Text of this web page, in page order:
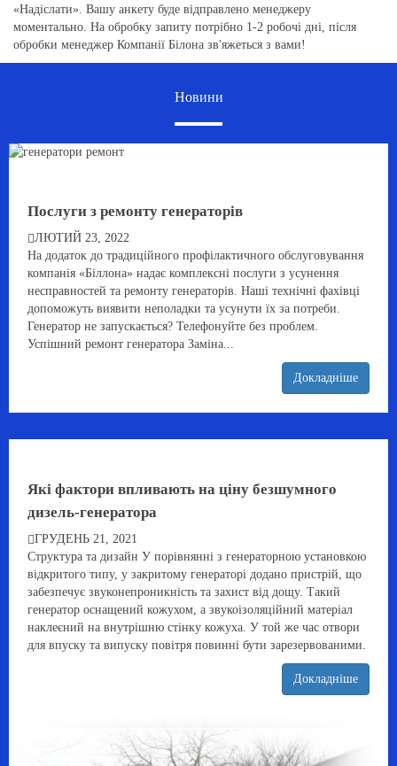
«Надіслати». Вашу анкету буде відправлено менеджеру
моментально. На обробку запиту потрібно 1-2 робочі дні, після
обробки менеджер Компанії Білона зв'яжеться з вами!
Новини
Послуги з ремонту генераторів
ЛЮТИЙ 23, 2022
На додаток до традиційного профілактичного обслуговування
компанія «Біллона» надає комплексні послуги з усунення
несправностей та ремонту генераторів. Наші технічні фахівці
допоможуть виявити неполадки та усунути їх за потреби.
Генератор не запускається? Телефонуйте без проблем.
Успішний ремонт генератора Заміна...
Докладніше
Які фактори впливають на ціну безшумного
дизель-генератора
ГРУДЕНЬ 21, 2021
Структура та дизайн У порівнянні з генераторною установкою
відкритого типу, у закритому генераторі додано пристрій, що
забезпечує звуконепроникність та захист від дощу. Такий
генератор оснащений кожухом, а звукоізоляційний матеріал
наклеєний на внутрішню стінку кожуха. У той же час отвори
для впуску та випуску повітря повинні бути зарезервованими.
Докладніше